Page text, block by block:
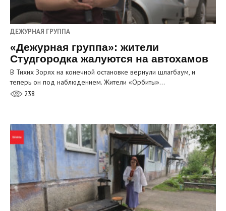
ДЕЖУРНАЯ ГРУППА
«Дежурная группа»: жители
Студгородка жалуются на автохамов
В Тихих Зорях на конечной остановке вернули шлагбаум, и
теперь он под наблюдением. Жители «Орбиты»…
238